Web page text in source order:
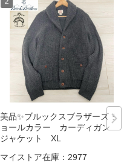
美品✨ブルックスブラザーズ シ
ョールカラー カーディガン
ジャケット XL
マイストア在庫： 2977